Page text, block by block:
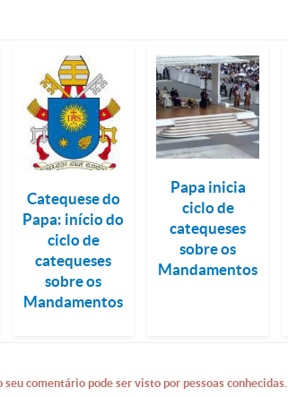
Catequese do
Papa: início do
ciclo de
catequeses
sobre os
Mandamentos
Papa inicia
ciclo de
catequeses
sobre os
Mandamentos
comentário pode ser visto por pessoas conhecidas.